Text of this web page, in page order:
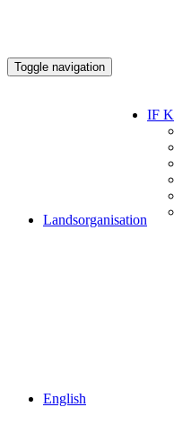
Toggle navigation
Landsorganisation
IF
English